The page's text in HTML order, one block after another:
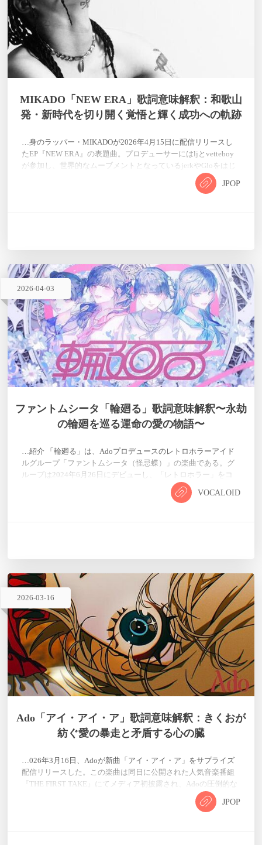
MIKADO「NEW ERA」歌詞意味解釈：和歌山
発・新時代を切り開く覚悟と輝く成功への軌跡
JPOP
…身のラッパー・MIKADOが2026年4月15日に配信リリースし
たEP『NEW ERA』の表題曲。プロデューサーにはljとvetteboy
が参加し、世界的なムーブメントとなっているjerkやGloをはじ
めとする最新鋭のビートが使用されている。タイトル「NEW
ERA」が示す通り、「自らの手で新しい時代を切り開く」とい
2026-04-03
ファントムシータ「輪廻る」歌詞意味解釈〜永劫
の輪廻を巡る運命の愛の物語〜
VOCALOID
…紹介 「輪廻る」は、Adoプロデュースのレトロホラーアイド
ルグループ「ファントムシータ（怪忌蝶）」の楽曲である。グ
ループは2024年6月26日にデビューし、「レトロホラー」をコ
ンセプトに活動している[^30^]。彼女たちは現代のアイドルを
「蝶」に例えるなら、自身は「蛾（怪忌蝶）」という異端的な
2026-03-16
Ado「アイ・アイ・ア」歌詞意味解釈：きくおが
紡ぐ愛の暴走と矛盾する心の臓
JPOP
…026年3月16日、Adoが新曲「アイ・アイ・ア」をサプライズ
配信リリースした。この楽曲は同日に公開された人気音楽番組
『THE FIRST TAKE』にてメディア初披露され、Adoの圧倒的な
歌唱力と共に世界中のリスナーに衝撃を与えた。 作詞・作曲・
編曲を手掛けるのは、Vocaloidシーンを代表するクリエイターき